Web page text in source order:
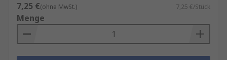
7,25 €(ohne MwSt.) 7,25 €/Stück
Menge